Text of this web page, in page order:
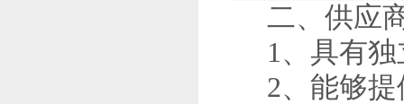
二、供应
1、具有
2、能够